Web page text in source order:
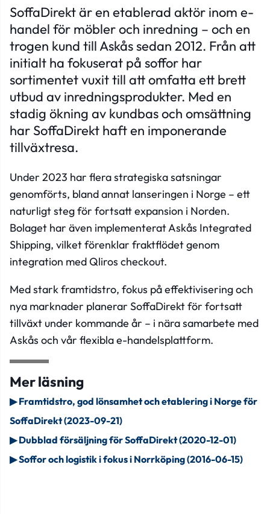
SoffaDirekt är en etablerad aktör inom e-
handel för möbler och inredning – och en
trogen kund till Askås sedan 2012. Från att
initialt ha fokuserat på soffor har
sortimentet vuxit till att omfatta ett brett
utbud av inredningsprodukter. Med en
stadig ökning av kundbas och omsättning
har SoffaDirekt haft en imponerande
tillväxtresa.
Under 2023 har flera strategiska satsningar
genomförts, bland annat lanseringen i Norge – ett
naturligt steg för fortsatt expansion i Norden.
Bolaget har även implementerat Askås Integrated
Shipping, vilket förenklar fraktflödet genom
integration med Qliros checkout.
Med stark framtidstro, fokus på effektivisering och
nya marknader planerar SoffaDirekt för fortsatt
tillväxt under kommande år – i nära samarbete med
Askås och vår flexibla e-handelsplattform.
Mer läsning
▶Framtidstro, god lönsamhet och etablering i Norge för
SoffaDirekt (2023-09-21)
▶Dubblad försäljning för SoffaDirekt (2020-12-01)
▶Soffor och logistik i fokus i Norrköping (2016-06-15)